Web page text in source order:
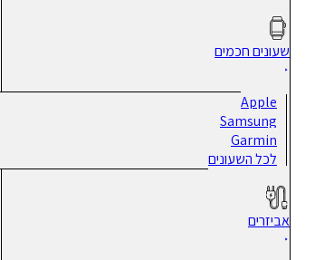
שעונים חכמים
Apple
Samsung
Garmin
לכל השעונים
אביזרים